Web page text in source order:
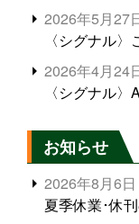
2026年5月27
〈シグナル
2026年4月24
〈シグナル
お知らせ
2026年8月6日
夏季休業･休